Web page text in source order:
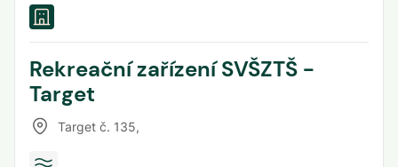
Rekreační zařízení SVŠZTŠ -
Target
Target č. 135,